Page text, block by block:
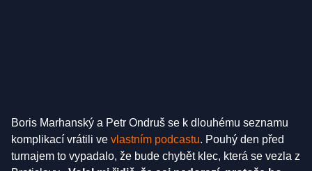
Boris Marhanský a Petr Ondruš se k dlouhému seznamu
komplikací vrátili ve vlastním podcastu. Pouhý den před
turnajem to vypadalo, že bude chybět klec, která se vezla z